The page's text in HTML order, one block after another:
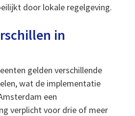
door lokale regelgeving.
in
gelden verschillende
wat de implementatie
een
verplicht voor drie of meer